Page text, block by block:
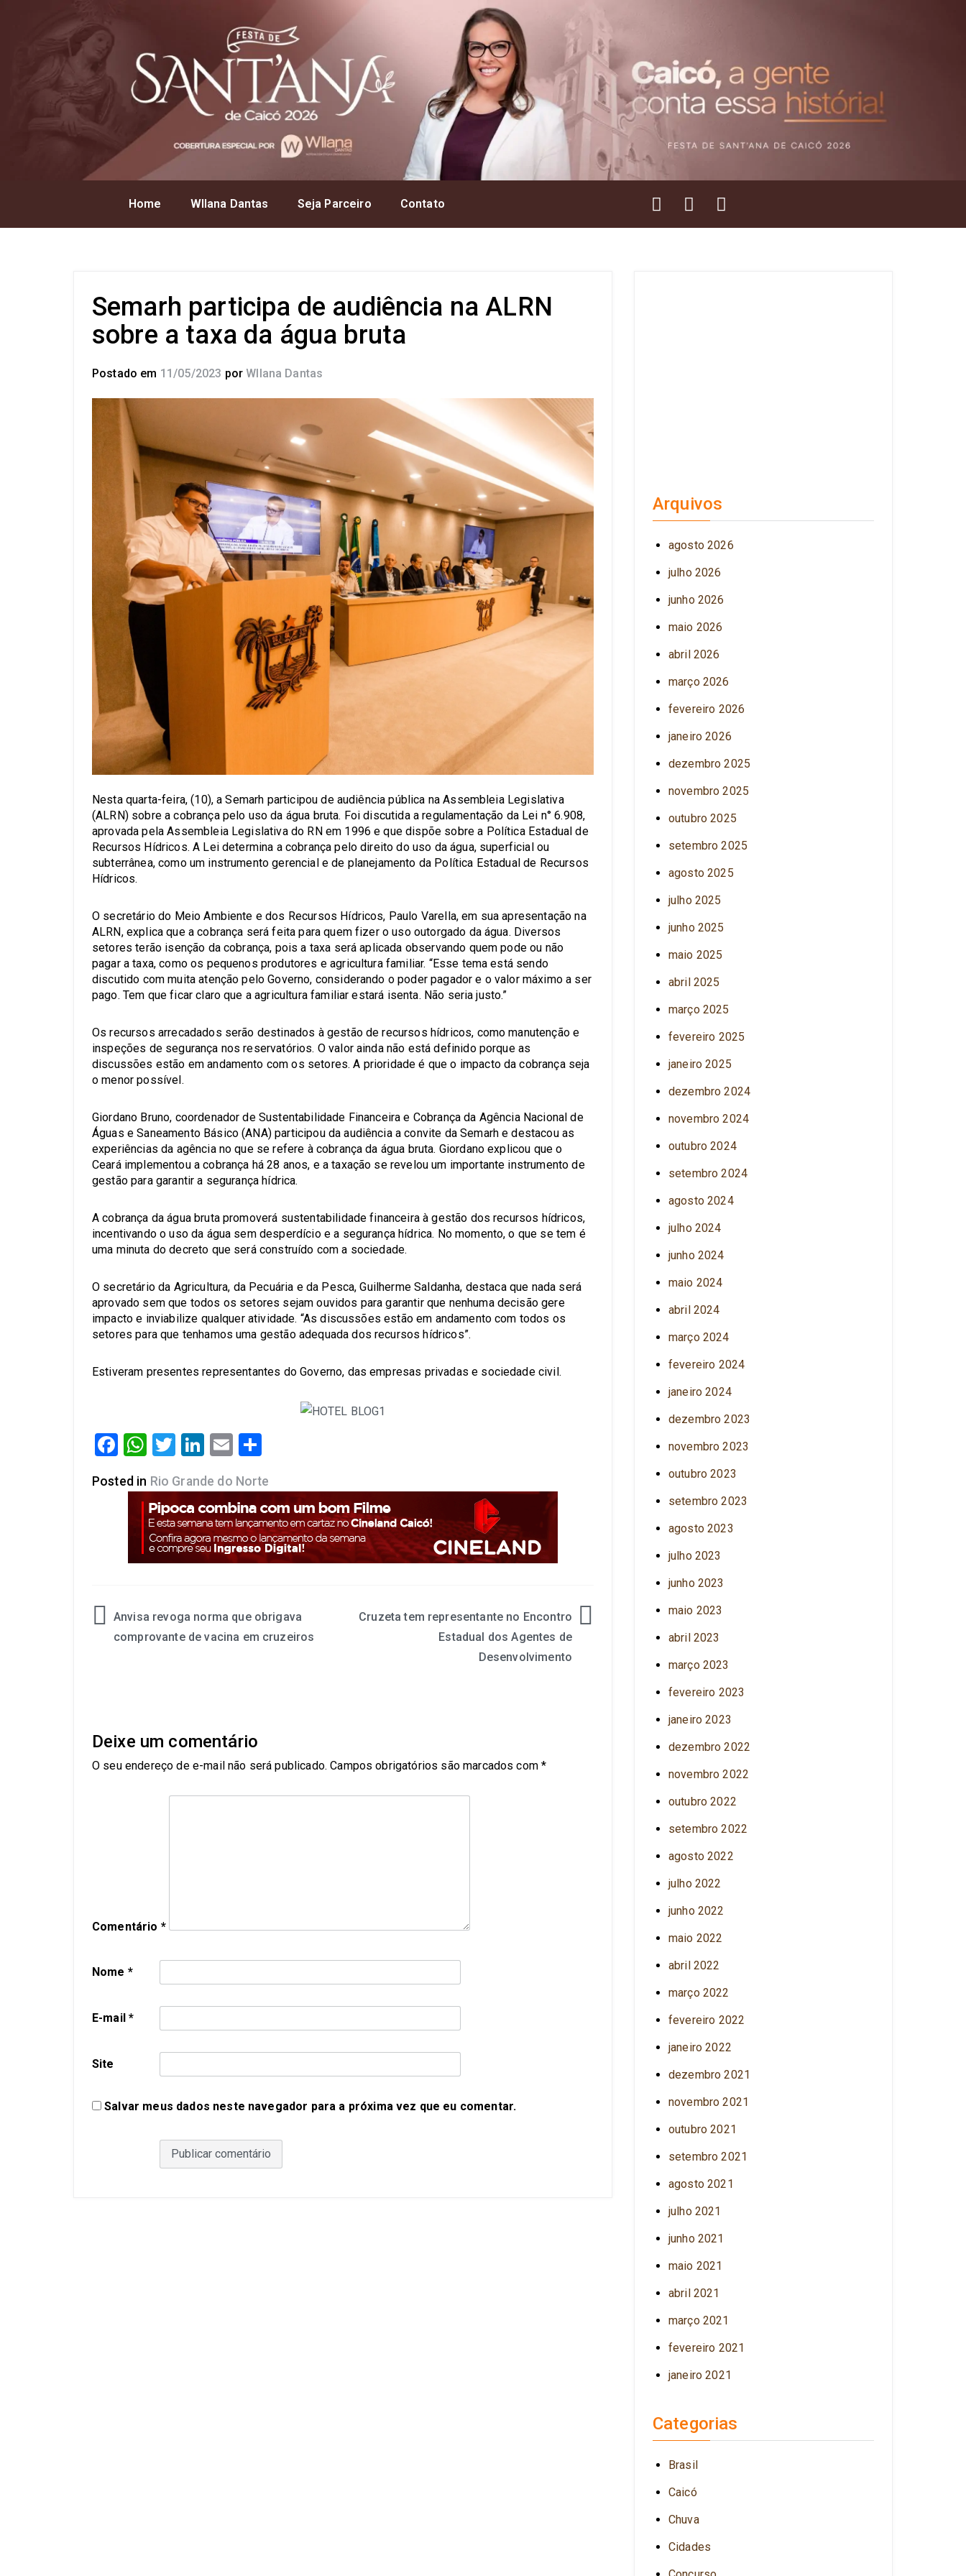
Home Wllana Dantas Seja Parceiro Contato
Semarh participa de audiência na ALRN
sobre a taxa da água bruta
Postado em 11/05/2023 por Wllana Dantas
Nesta quarta-feira, (10), a Semarh participou de audiência pública na Assembleia Legislativa
(ALRN) sobre a cobrança pelo uso da água bruta. Foi discutida a regulamentação da Lei n° 6.908,
aprovada pela Assembleia Legislativa do RN em 1996 e que dispõe sobre a Política Estadual de
Recursos Hídricos. A Lei determina a cobrança pelo direito do uso da água, superficial ou
subterrânea, como um instrumento gerencial e de planejamento da Política Estadual de Recursos
Hídricos.
O secretário do Meio Ambiente e dos Recursos Hídricos, Paulo Varella, em sua apresentação na
ALRN, explica que a cobrança será feita para quem fizer o uso outorgado da água. Diversos
setores terão isenção da cobrança, pois a taxa será aplicada observando quem pode ou não
pagar a taxa, como os pequenos produtores e agricultura familiar. “Esse tema está sendo
discutido com muita atenção pelo Governo, considerando o poder pagador e o valor máximo a ser
pago. Tem que ficar claro que a agricultura familiar estará isenta. Não seria justo.”
Os recursos arrecadados serão destinados à gestão de recursos hídricos, como manutenção e
inspeções de segurança nos reservatórios. O valor ainda não está definido porque as
discussões estão em andamento com os setores. A prioridade é que o impacto da cobrança seja
o menor possível.
Giordano Bruno, coordenador de Sustentabilidade Financeira e Cobrança da Agência Nacional de
Águas e Saneamento Básico (ANA) participou da audiência a convite da Semarh e destacou as
experiências da agência no que se refere à cobrança da água bruta. Giordano explicou que o
Ceará implementou a cobrança há 28 anos, e a taxação se revelou um importante instrumento de
gestão para garantir a segurança hídrica.
A cobrança da água bruta promoverá sustentabilidade financeira à gestão dos recursos hídricos,
incentivando o uso da água sem desperdício e a segurança hídrica. No momento, o que se tem é
uma minuta do decreto que será construído com a sociedade.
O secretário da Agricultura, da Pecuária e da Pesca, Guilherme Saldanha, destaca que nada será
aprovado sem que todos os setores sejam ouvidos para garantir que nenhuma decisão gere
impacto e inviabilize qualquer atividade. “As discussões estão em andamento com todos os
setores para que tenhamos uma gestão adequada dos recursos hídricos”.
Estiveram presentes representantes do Governo, das empresas privadas e sociedade civil.
Facebook
WhatsApp
Twitter
LinkedIn
Email
Posted in Rio Grande do Norte
Anvisa revoga norma que obrigava
comprovante de vacina em cruzeiros
Cruzeta tem representante no Encontro
Estadual dos Agentes de
Desenvolvimento
Deixe um comentário
O seu endereço de e-mail não será publicado. Campos obrigatórios são marcados com*
Comentário *
Nome *
E-mail*
Site
Salvar meus dados neste navegador para a próxima vez que eu comentar.
Arquivos
agosto 2026
julho 2026
junho 2026
maio 2026
abril 2026
março 2026
fevereiro 2026
janeiro 2026
dezembro 2025
novembro 2025
outubro 2025
setembro 2025
agosto 2025
julho 2025
junho 2025
maio 2025
abril 2025
março 2025
fevereiro 2025
janeiro 2025
dezembro 2024
novembro 2024
outubro 2024
setembro 2024
agosto 2024
julho 2024
junho 2024
maio 2024
abril 2024
março 2024
fevereiro 2024
janeiro 2024
dezembro 2023
novembro 2023
outubro 2023
setembro 2023
agosto 2023
julho 2023
junho 2023
maio 2023
abril 2023
março 2023
fevereiro 2023
janeiro 2023
dezembro 2022
novembro 2022
outubro 2022
setembro 2022
agosto 2022
julho 2022
junho 2022
maio 2022
abril 2022
março 2022
fevereiro 2022
janeiro 2022
dezembro 2021
novembro 2021
outubro 2021
setembro 2021
agosto 2021
julho 2021
junho 2021
maio 2021
abril 2021
março 2021
fevereiro 2021
janeiro 2021
Categorias
Brasil
Caicó
Chuva
Cidades